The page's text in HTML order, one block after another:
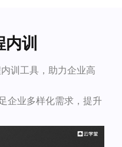
训
训工具，助力企业高
企业多样化需求，提升